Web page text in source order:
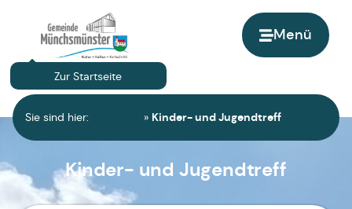
Menü
Zur Startseite
Sie sind hier: » Kinder- und Jugendtreff
Kinder- und Jugendtreff